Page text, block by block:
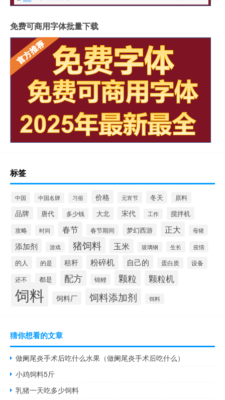
免费可商用字体批量下载
标签
中国 中国名牌 习俗 价格 元宵节 冬天 原料
品牌 唐代 多少钱 大北 宋代 工作 搅拌机
攻略 时间 春节 春节期间 梦幻西游 正大 母猪
添加剂 游戏 猪饲料 玉米 玻璃钢 生长 疫情
的人 的是 秸秆 粉碎机 自己的 蛋白质 设备
还不 都是 配方 锦鲤 颗粒 颗粒机
饲料 饲料厂 饲料添加剂 饵料
猜你想看的文章
做阑尾炎手术后吃什么水果（做阑尾炎手术后吃什么）
小鸡饲料5斤
乳猪一天吃多少饲料